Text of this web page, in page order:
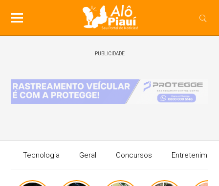
PUBLICIDADE
Tecnologia Geral Concursos